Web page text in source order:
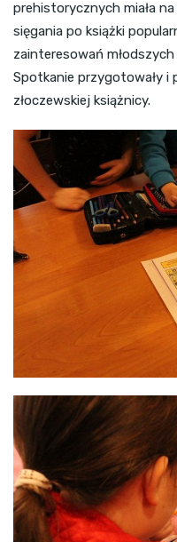
prehistorycznych miała
sięgania po książki
zainteresowań młodszych
Spotkanie przygotowały i
złoczewskiej książnicy.